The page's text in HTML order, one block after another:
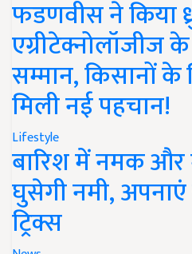
फडणवीस ने किया
एग्रीटेक्नोलॉजीज
सम्मान, किसानों के
मिली नई पहचान!
Lifestyle
बारिश में नमक और
घुसेगी नमी,
ट्रिक्स